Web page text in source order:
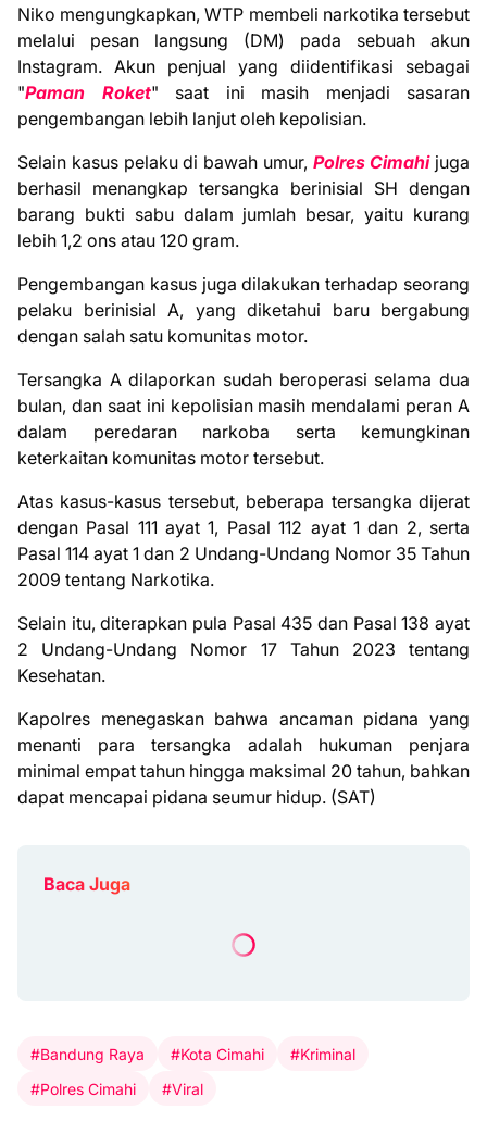
Niko mengungkapkan, WTP membeli narkotika tersebut
melalui pesan langsung (DM) pada sebuah akun
Instagram. Akun penjual yang diidentifikasi sebagai
"Paman Roket" saat ini masih menjadi sasaran
pengembangan lebih lanjut oleh kepolisian.
Selain kasus pelaku di bawah umur, Polres Cimahijuga
berhasil menangkap tersangka berinisial SH dengan
barang bukti sabu dalam jumlah besar, yaitu kurang
lebih 1,2 ons atau 120 gram.
Pengembangan kasus juga dilakukan terhadap seorang
pelaku berinisial A, yang diketahui baru bergabung
dengan salah satu komunitas motor.
Tersangka A dilaporkan sudah beroperasi selama dua
bulan, dan saat ini kepolisian masih mendalami peran A
dalam peredaran narkoba serta kemungkinan
keterkaitan komunitas motor tersebut.
Atas kasus-kasus tersebut, beberapa tersangka dijerat
dengan Pasal 111 ayat 1, Pasal 112 ayat 1 dan 2, serta
Pasal 114 ayat 1 dan 2 Undang-Undang Nomor 35 Tahun
2009 tentang Narkotika.
Selain itu, diterapkan pula Pasal 435 dan Pasal 138 ayat
2 Undang-Undang Nomor 17 Tahun 2023 tentang
Kesehatan.
Kapolres menegaskan bahwa ancaman pidana yang
menanti para tersangka adalah hukuman penjara
minimal empat tahun hingga maksimal 20 tahun, bahkan
dapat mencapai pidana seumur hidup. (SAT)
Baca Juga
#Bandung Raya #Kota Cimahi
#Kriminal
#Polres Cimahi
#Viral